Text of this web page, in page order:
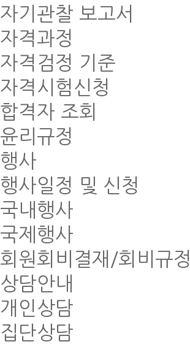
자기관찰 보고서
자격과정
자격검정 기준
자격시험신청
합격자 조회
윤리규정
행사
행사일정 및 신청
국내행사
국제행사
회원회비결재/회비규정
상담안내
개인상담
집단상담